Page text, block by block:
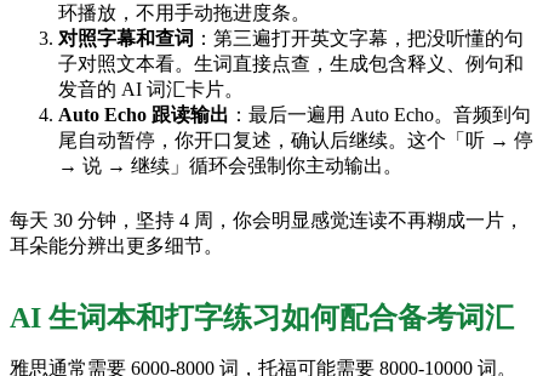
环播放，不用手动拖进度条。
对照字幕和查词 ：第三遍打开英文字幕，把没听懂的句
子对照文本看。生词直接点查，生成包含释义、例句和
发音的 AI 词汇卡片。
Auto Echo 跟读输出 ：最后一遍用 Auto Echo。音频到句
尾自动暂停，你开口复述，确认后继续。这个「听 → 停
→ 说 → 继续」循环会强制你主动输出。
每天 30 分钟，坚持 4 周，你会明显感觉连读不再糊成一片，
耳朵能分辨出更多细节。
AI 生词本和打字练习如何配合备考词汇
雅思通常需要 6000-8000 词，托福可能需要 8000-10000 词。